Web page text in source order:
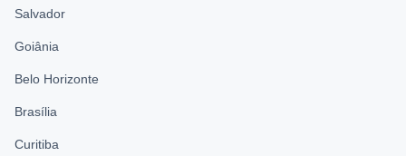
Salvador
Goiânia
Belo Horizonte
Brasília
Curitiba